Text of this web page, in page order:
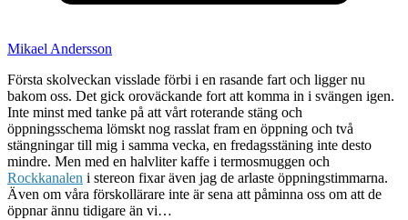
Mikael Andersson
Första skolveckan visslade förbi i en rasande fart och ligger nu
bakom oss. Det gick oroväckande fort att komma in i svängen igen.
Inte minst med tanke på att vårt roterande stäng och
öppningsschema lömskt nog rasslat fram en öppning och två
stängningar till mig i samma vecka, en fredagsstäning inte desto
mindre. Men med en halvliter kaffe i termosmuggen och
Rockkanalen i stereon fixar även jag de arlaste öppningstimmarna.
Även om våra förskollärare inte är sena att påminna oss om att de
öppnar ännu tidigare än vi…